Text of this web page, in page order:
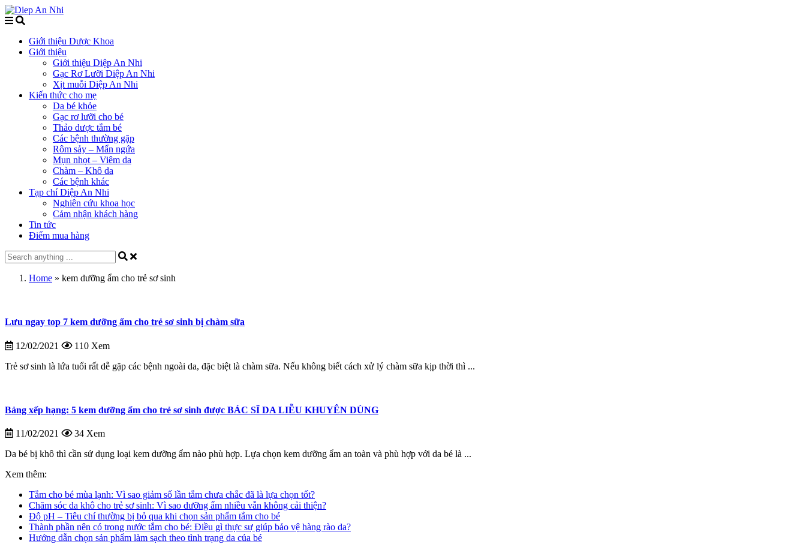
Giới thiệu Dược Khoa
Giới thiệu
Giới thiệu Diệp An Nhi
Gạc Rơ Lưỡi Diệp An Nhi
Xịt muỗi Diệp An Nhi
Kiến thức cho mẹ
Da bé khỏe
Gạc rơ lưỡi cho bé
Thảo dược tắm bé
Các bệnh thường gặp
Rôm sảy – Mẩn ngứa
Mụn nhọt – Viêm da
Chàm – Khô da
Các bệnh khác
Tạp chí Diệp An Nhi
Nghiên cứu khoa học
Cảm nhận khách hàng
Tin tức
Điểm mua hàng
Home » kem dưỡng ẩm cho trẻ sơ sinh
Lưu ngay top 7 kem dưỡng ẩm cho trẻ sơ sinh bị chàm sữa
12/02/2021 110 Xem
Trẻ sơ sinh là lứa tuổi rất dễ gặp các bệnh ngoài da, đặc biệt là chàm sữa. Nếu không biết cách xử lý chàm sữa kịp thời thì ...
Bảng xếp hạng: 5 kem dưỡng ẩm cho trẻ sơ sinh được BÁC SĨ DA LIỄU KHUYÊN DÙNG
11/02/2021 34 Xem
Da bé bị khô thì cần sử dụng loại kem dưỡng ẩm nào phù hợp. Lựa chọn kem dưỡng ẩm an toàn và phù hợp với da bé là ...
Xem thêm:
Tắm cho bé mùa lạnh: Vì sao giảm số lần tắm chưa chắc đã là lựa chọn tốt?
Chăm sóc da khô cho trẻ sơ sinh: Vì sao dưỡng ẩm nhiều vẫn không cải thiện?
Độ pH – Tiêu chí thường bị bỏ qua khi chọn sản phẩm tắm cho bé
Thành phần nên có trong nước tắm cho bé: Điều gì thực sự giúp bảo vệ hàng rào da?
Hướng dẫn chọn sản phẩm làm sạch theo tình trạng da của bé